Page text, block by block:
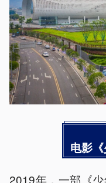
电影
2019年，一部《